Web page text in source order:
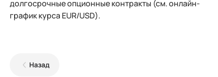
долгосрочные опционные контракты (см. онлайн-
график курса EUR/USD).
Назад